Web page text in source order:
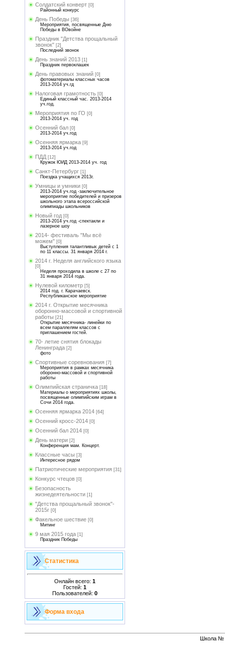
Солдатский конверт [0]
Районный конкурс
День Победы [36]
Мероприятия, посвященные Дню
Победы в ВОвойне
Праздник "Детства прощальный
звонок" [2]
Последний звонок
День знаний 2013 [1]
Праздник первоклашек
День правовых знаний [0]
фотоматериалы классных часов
2013-2014 уч.гд
Налоговая грамотность [0]
Единый классный час. 2013-2014
уч.год.
Мероприятия по ГО [0]
2013-2014 уч. год
Осенний бал [0]
2013-2014 уч.год
Осенняя ярмарка [9]
2013-2014 уч.год
ПДД [12]
Кружок ЮИД 2013-2014 уч. год
Санкт-Петербург [1]
Поездка учащихся 2013г.
Умницы и умники [0]
2013-2014 уч.год -заключительное
мероприятие победителей и призеров
школьного этапа всероссийской
олимпиады школьников
Новый год [0]
2013-2014 уч.год -спектакли и
лазерное шоу
2014- фестиваль "Мы всё
можем" [0]
Выступления талантливых детей с 1
по 11 классы. 31 января 2014 г.
2014 г. Неделя английского языка
[0]
Неделя проходила в школе с 27 по
31 января 2014 года.
Нулевой километр [5]
2014 год. г. Карачаевск.
Республиканское мероприятие
2014 г. Открытие месячника
оборонно-массовой и спортивной
работы [21]
Открытие месячника- линейки по
всем параллелям классов с
приглашением гостей.
70- летие снятия блокады
Ленинграда [2]
фото
Спортивные соревнования [7]
Мероприятия в рамках месячника
оборонно-массовой и спортивной
работы
Олимпийская страничка [18]
Материалы о мероприятиях школы,
посвященные олимпийским играм в
Сочи 2014 года.
Осенняя ярмарка 2014 [64]
Осенний кросс-2014 [0]
Осенний бал 2014 [0]
День матери [2]
Конференция мам. Концерт.
Классные часы [3]
Интересное рядом
Патриотические мероприятия [31]
Конкурс чтецов [0]
Безопасность
жизнедеятельности [1]
"Детства прощальный звонок"-
2015г [0]
Факельное шествие [0]
Митинг
9 мая 2015 года [1]
Праздник Победы
Статистика
Онлайн всего: 1
Гостей: 1
Пользователей: 0
Форма входа
Школа №